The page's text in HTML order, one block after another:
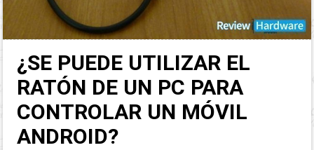
¿SE PUEDE UTILIZAR EL
RATÓN DE UN PC PARA
CONTROLAR UN MÓVIL
ANDROID?